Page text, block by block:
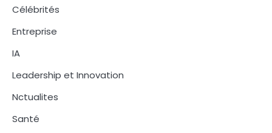
Célébrités
Entreprise
IA
Leadership et Innovation
Nctualites
Santé